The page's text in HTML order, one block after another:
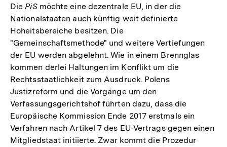
DiePiSmöchte eine dezentrale EU, in der die
Nationalstaaten auch künftig weit definierte
Hoheitsbereiche besitzen. Die
"Gemeinschaftsmethode" und weitere Vertiefungen
der EU werden abgelehnt. Wie in einem Brennglas
kommen derlei Haltungen im Konflikt um die
Rechtsstaatlichkeit zum Ausdruck. Polens
Justizreform und die Vorgänge um den
Verfassungsgerichtshof führten dazu, dass die
Europäische Kommission Ende 2017 erstmals ein
Verfahren nach Artikel 7 des EU-Vertrags gegen einen
Mitgliedstaat initiierte. Zwar kommt die Prozedur